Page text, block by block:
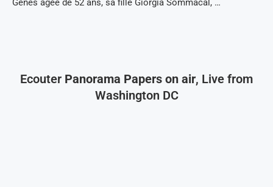
Gênes âgée de 52 ans, sa fille Giorgia Sommacal, …
Ecouter Panorama Papers on air, Live from
Washington DC